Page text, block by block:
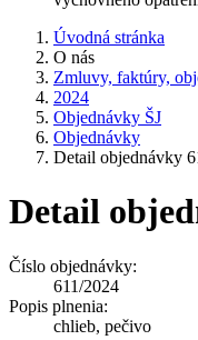
Úvodná stránka
O nás
Zmluvy, faktúry,
2024
Objednávky ŠJ
Objednávky
Detail objednávky
Detail
Číslo objednávky:
611/2024
Popis plnenia:
chlieb, pečivo